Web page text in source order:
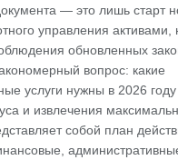
— это лишь старт
управления активами,
обновленных
вопрос: какие
услуги нужны в 2026
и извлечения
собой план